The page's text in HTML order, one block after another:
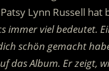
Lynn Russell hat
immer viel bedeutet.
schön gemacht
das Album. Er zeigt,